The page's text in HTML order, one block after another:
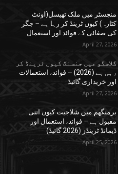
منچسٹر میں ملک تھیسل(اونٹ
کٹارہ) کیوں ٹرینڈ کر رہا ہے – جگر
کی صفائی کے فوائد اور استعمال
April 27, 2026
گلاسگو میں جنسنگ کیوں ٹرینڈ کر
رہی ہے (2026) – فوائد، استعمالات
اور خریداری گائیڈ
April 27, 2026
برمنگھم میں شلاجیت کیوں اتنی
مقبول ہے – فوائد، استعمال اور
ڈیمانڈ ٹرینڈز (2026 گائیڈ)
April 25, 2026